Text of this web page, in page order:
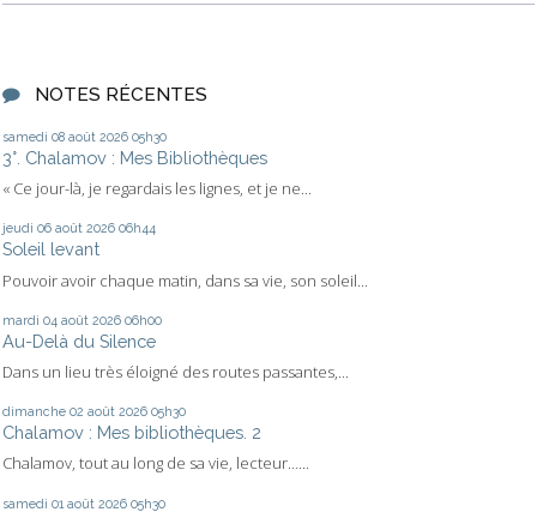
NOTES RÉCENTES
samedi 08 août 2026 05h30
3°. Chalamov : Mes Bibliothèques
« Ce jour-là, je regardais les lignes, et je ne...
jeudi 06 août 2026 06h44
Soleil levant
Pouvoir avoir chaque matin, dans sa vie, son soleil...
mardi 04 août 2026 06h00
Au-Delà du Silence
Dans un lieu très éloigné des routes passantes,...
dimanche 02 août 2026 05h30
Chalamov : Mes bibliothèques. 2
Chalamov, tout au long de sa vie, lecteur…...
samedi 01 août 2026 05h30